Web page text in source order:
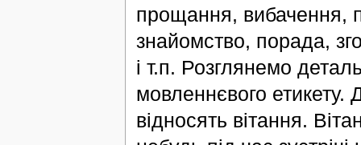
прощання, вибачення,
знайомство, порада,
і т.п. Розглянемо
мовленнєвого етикету.
відносять вітання.